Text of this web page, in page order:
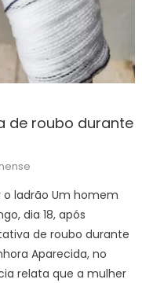
de roubo durante
ladrão Um homem
dia 18, após
de roubo durante
Aparecida, no
relata que a mulher